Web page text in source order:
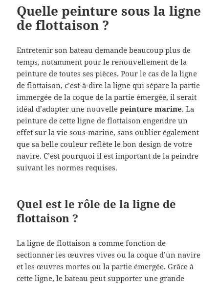
Quelle peinture sous la ligne
de flottaison ?
Entretenir son bateau demande beaucoup plus de
temps, notamment pour le renouvellement de la
peinture de toutes ses pièces. Pour le cas de la ligne
de flottaison, c’est-à-dire la ligne qui sépare la partie
immergée de la coque de la partie émergée, il serait
idéal d’adopter une nouvellepeinture marine. La
peinture de cette ligne de flottaison engendre un
effet sur la vie sous-marine, sans oublier également
que sa belle couleur reflète le bon design de votre
navire. C’est pourquoi il est important de la peindre
suivant les normes requises.
Quel est le rôle de la ligne de
flottaison ?
La ligne de flottaison a comme fonction de
sectionner les œuvres vives ou la coque d’un navire
et les œuvres mortes ou la partie émergée. Grâce à
cette ligne, le bateau peut supporter une grande